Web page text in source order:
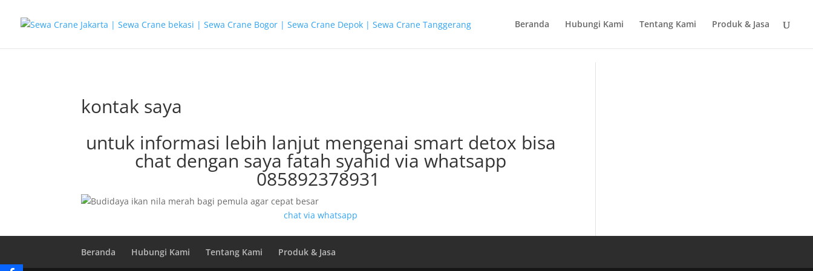
Beranda
Hubungi Kami Tentang Kami Produk & Jasa
kontak saya
untuk informasi lebih lanjut mengenai smart detox bisa
chat dengan saya fatah syahid via whatsapp
085892378931
chat via whatsapp
Beranda Hubungi Kami Tentang Kami Produk & Jasa